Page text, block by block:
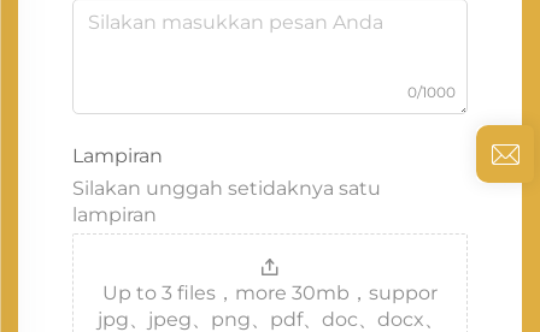
0/1000
Lampiran
Silakan unggah setidaknya satu
lampiran
Up to 3 files，more 30mb，suppor
jpg、jpeg、png、pdf、doc、docx、